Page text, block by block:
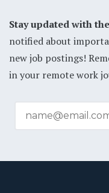
Stay updated with
notified about
new job postings!
in your remote work